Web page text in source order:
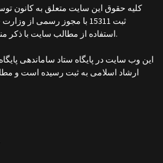
کلیه حقوق این سایت متعلق به کانون
ثبت 15311 با مجوز رسمی از
استفاده از مطالب سایت با ذکر منبع یا پیوند به سایت مجاز است.
این وب سایت در پایگاه ستاد ساماندهی
ارشاد اسلامی به ثبت رسیده است و